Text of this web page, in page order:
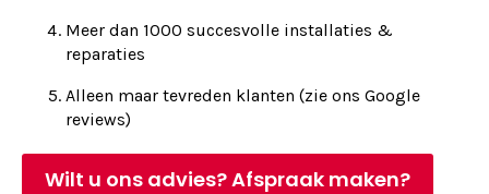
Meer dan 1000 succesvolle installaties &
reparaties
Alleen maar tevreden klanten (zie ons Google
reviews)
Wilt u ons advies? Afspraak maken?